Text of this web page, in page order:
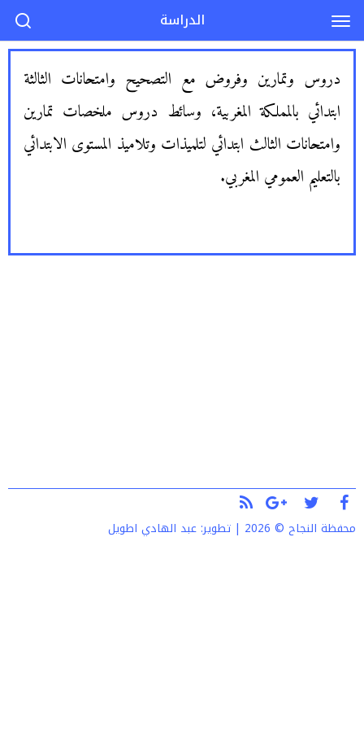
دروس وتمارين وفروض مع التصحيح وامتحانات الثالثة
ابتدائي بالمملكة المغربية، وسائط دروس ملخصات تمارين
وامتحانات الثالث ابتدائي لتلميذات وتلاميذ المستوى الابتدائي
بالتعليم العمومي المغربي.
محفظة النجاح © 2026 | تطوير: عبد الهادي اطويل
الدراسة